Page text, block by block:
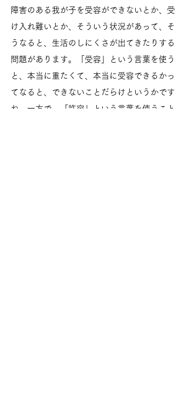
障害のある我が子を受容ができないとか、受
け入れ難いとか、そういう状況があって、そ
うなると、生活のしにくさが出てきたりする
問題があります。「受容」という言葉を使う
と、本当に重たくて、本当に受容できるかっ
てなると、できないことだらけというかです
ね。一方で、「許容」という言葉を使うこと